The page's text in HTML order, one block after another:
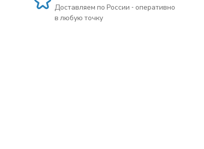
Доставляем по России - оперативно
в любую точку